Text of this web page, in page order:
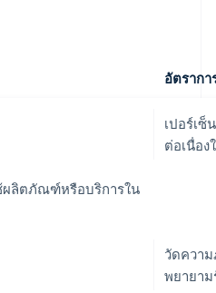
อัตราก
เปอร์เ
ต่อเนื่อง
ผลิตภัณฑ์หรือบริการใน
วัดควา
พยายา